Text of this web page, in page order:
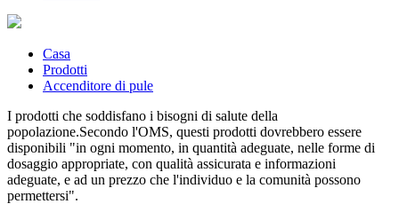
Casa
Prodotti
Accenditore di pule
I prodotti che soddisfano i bisogni di salute della
popolazione.Secondo l'OMS, questi prodotti dovrebbero essere
disponibili "in ogni momento, in quantità adeguate, nelle forme di
dosaggio appropriate, con qualità assicurata e informazioni
adeguate, e ad un prezzo che l'individuo e la comunità possono
permettersi".